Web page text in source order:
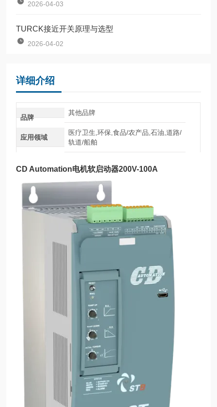
2026-04-03
TURCK接近开关原理与选型
2026-04-02
详细介绍
品牌
其他品牌
应用领域
医疗卫生,环保,食品/农产品,石油,道路/
轨道/船舶
CD Automation电机软启动器200V-100A